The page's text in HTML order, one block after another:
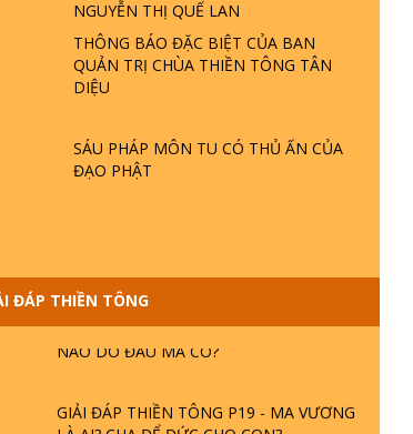
NGUYỄN THỊ QUẾ LAN
THÔNG BÁO ĐẶC BIỆT CỦA BAN
QUẢN TRỊ CHÙA THIỀN TÔNG TÂN
DIỆU
SÁU PHÁP MÔN TU CÓ THỦ ẤN CỦA
ĐẠO PHẬT
ĐÁP THIỀN TÔNG
LỤT - HỎA HOẠN | TTTD
GIẢI ĐÁP THIỀN TÔNG ĐẶC BIỆT P21 -
GIẢI ĐÁP THIỀN TÔNG ĐẶC BIỆT PHẦN
GIẢI ĐÁP THIỀN TÔNG P19 - MA VƯƠNG
LÀ AI? CHA ĐỂ ĐỨC CHO CON?